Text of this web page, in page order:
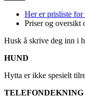
Her er prisliste for
Priser og oversikt
Husk å skrive deg inn i
HUND
Hytta er ikke spesielt
TELEFONDEKNING